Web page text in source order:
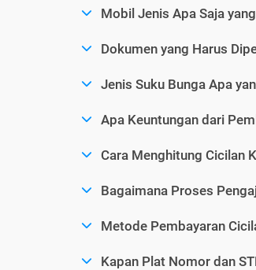
Mobil Jenis Apa Saja
Dokumen yang Harus
Jenis Suku Bunga Apa
Apa Keuntungan dari
Cara Menghitung Cicilan
Bagaimana Proses
Metode Pembayaran
Kapan Plat Nomor dan